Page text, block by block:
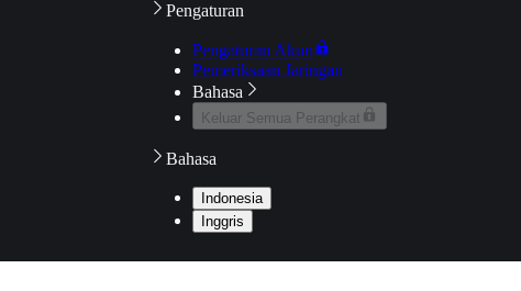
Pengaturan
Pengaturan Akun
Pemeriksaan Jaringan
Bahasa
Keluar Semua Perangkat
Bahasa
Indonesia
Inggris